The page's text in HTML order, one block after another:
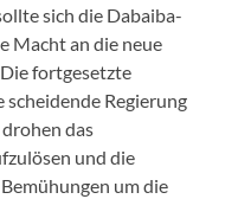
sich die Dabaiba-
Macht an die neue
fortgesetzte
Regierung
das
und die
um die